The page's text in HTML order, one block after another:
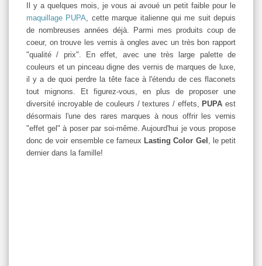
Il y a quelques mois, je vous ai avoué un petit faible pour le
maquillage PUPA , cette marque italienne qui me suit depuis
de nombreuses années déjà. Parmi mes produits coup de
coeur, on trouve les vernis à ongles avec un très bon rapport
"qualité / prix". En effet, avec une très large palette de
couleurs et un pinceau digne des vernis de marques de luxe,
il y a de quoi perdre la tête face à l'étendu de ces flaconets
tout mignons. Et figurez-vous, en plus de proposer une
diversité incroyable de couleurs / textures / effets, PUPA est
désormais l'une des rares marques à nous offrir les vernis
"effet gel" à poser par soi-même. Aujourd'hui je vous propose
donc de voir ensemble ce fameux Lasting Color Gel , le petit
dernier dans la famille!